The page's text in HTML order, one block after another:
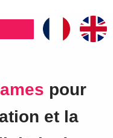
booster